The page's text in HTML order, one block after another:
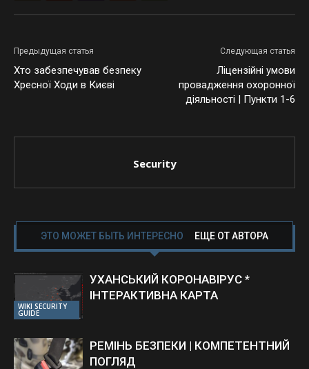
Предыдущая статья
Хто забезпечував безпеку
Хресної Ходи в Києві
Следующая статья
Ліцензійні умови
провадження охоронної
діяльності | Пункти 1-6
Security
ЭТО МОЖЕТ БЫТЬ ИНТЕРЕСНО ЕЩЕ ОТ АВТОРА
WIKI SECURITY
GUIDE
УХАНСЬКИЙ КОРОНАВІРУС *
ІНТЕРАКТИВНА КАРТА
РЕМІНЬ БЕЗПЕКИ | КОМПЕТЕНТНИЙ
ПОГЛЯД